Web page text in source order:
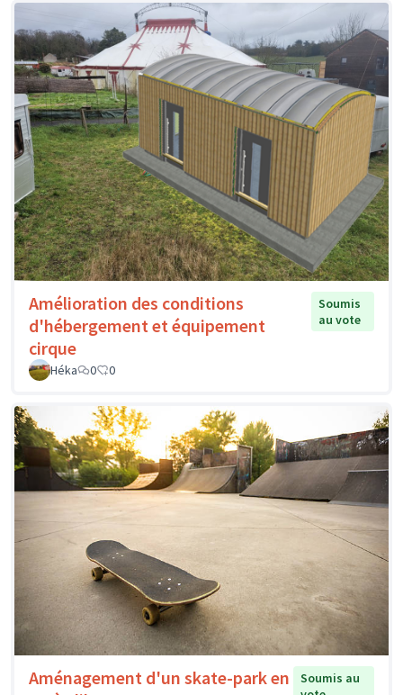
Amélioration des conditions
d'hébergement et équipement
cirque
Soumis
au vote
Héka 0 0
Aménagement d'un skate-park en
Soumis au